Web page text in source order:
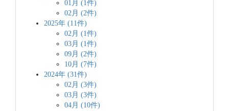
01月 (1件)
02月 (2件)
2025年 (11件)
02月 (1件)
03月 (1件)
09月 (2件)
10月 (7件)
2024年 (31件)
02月 (3件)
03月 (3件)
04月 (10件)